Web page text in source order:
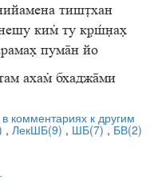
тишхан
ки ту ка
пумн йо
аха бхаджми
комментариях к другим
, ЛекШБ(9), ШБ(7),БВ(2)